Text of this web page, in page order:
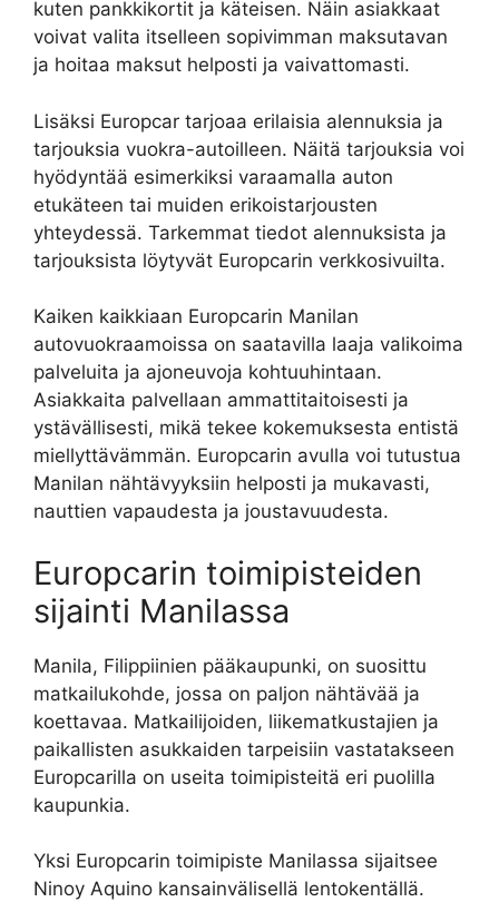
kuten pankkikortit ja käteisen. Näin asiakkaat
voivat valita itselleen sopivimman maksutavan
ja hoitaa maksut helposti ja vaivattomasti.
Lisäksi Europcar tarjoaa erilaisia alennuksia ja
tarjouksia vuokra-autoilleen. Näitä tarjouksia voi
hyödyntää esimerkiksi varaamalla auton
etukäteen tai muiden erikoistarjousten
yhteydessä. Tarkemmat tiedot alennuksista ja
tarjouksista löytyvät Europcarin verkkosivuilta.
Kaiken kaikkiaan Europcarin Manilan
autovuokraamoissa on saatavilla laaja valikoima
palveluita ja ajoneuvoja kohtuuhintaan.
Asiakkaita palvellaan ammattitaitoisesti ja
ystävällisesti, mikä tekee kokemuksesta entistä
miellyttävämmän. Europcarin avulla voi tutustua
Manilan nähtävyyksiin helposti ja mukavasti,
nauttien vapaudesta ja joustavuudesta.
Europcarin toimipisteiden
sijainti Manilassa
Manila, Filippiinien pääkaupunki, on suosittu
matkailukohde, jossa on paljon nähtävää ja
koettavaa. Matkailijoiden, liikematkustajien ja
paikallisten asukkaiden tarpeisiin vastatakseen
Europcarilla on useita toimipisteitä eri puolilla
kaupunkia.
Yksi Europcarin toimipiste Manilassa sijaitsee
Ninoy Aquino kansainvälisellä lentokentällä.